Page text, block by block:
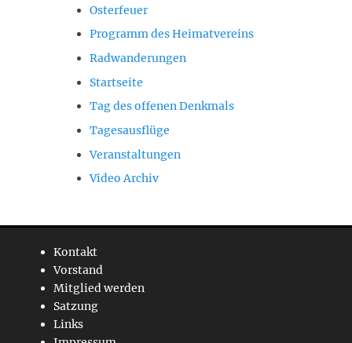
Osterfeuer
Programm des Heimatvereins
Radwanderungen
Startseite
Tag des offenen Denkmals
Tagesausflüge
Veranstaltungen
Video Archiv
Kontakt
Vorstand
Mitglied werden
Satzung
Links